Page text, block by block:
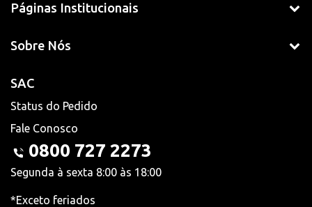
Páginas Institucionais
Sobre Nós
SAC
Status do Pedido
Fale Conosco
0800 727 2273
Segunda à sexta 8:00 às 18:00
*Exceto feriados